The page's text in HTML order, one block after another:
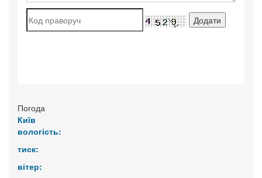
Погода
Київ
вологість:
тиск:
вітер: